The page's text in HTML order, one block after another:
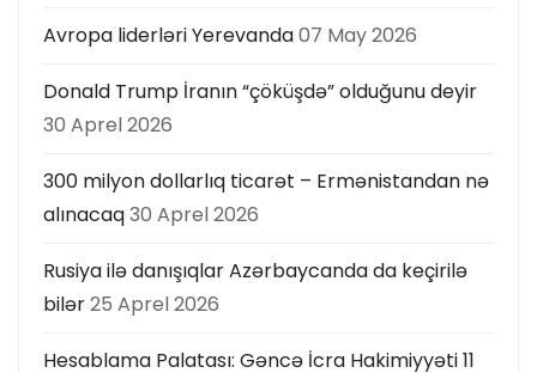
Avropa liderləri Yerevanda07 May 2026
Donald Trump İranın “çöküşdə” olduğunu deyir
30 Aprel 2026
300 milyon dollarlıq ticarət – Ermənistandan nə
alınacaq30 Aprel 2026
Rusiya ilə danışıqlar Azərbaycanda da keçirilə
bilər25 Aprel 2026
Hesablama Palatası: Gəncə İcra Hakimiyyəti 11